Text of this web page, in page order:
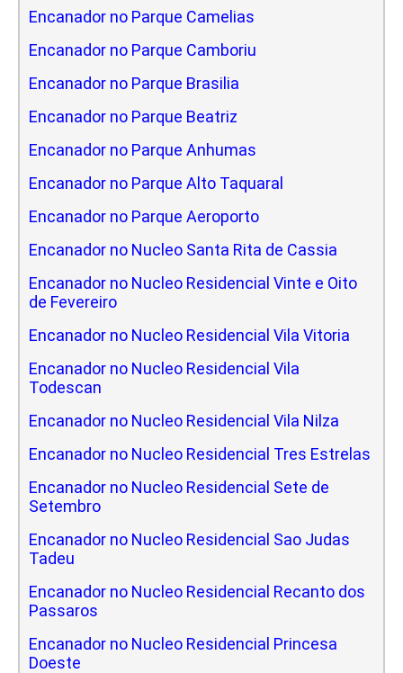
Encanador no Parque Camelias
Encanador no Parque Camboriu
Encanador no Parque Brasilia
Encanador no Parque Beatriz
Encanador no Parque Anhumas
Encanador no Parque Alto Taquaral
Encanador no Parque Aeroporto
Encanador no Nucleo Santa Rita de Cassia
Encanador no Nucleo Residencial Vinte e Oito
de Fevereiro
Encanador no Nucleo Residencial Vila Vitoria
Encanador no Nucleo Residencial Vila
Todescan
Encanador no Nucleo Residencial Vila Nilza
Encanador no Nucleo Residencial Tres Estrelas
Encanador no Nucleo Residencial Sete de
Setembro
Encanador no Nucleo Residencial Sao Judas
Tadeu
Encanador no Nucleo Residencial Recanto dos
Passaros
Encanador no Nucleo Residencial Princesa
Doeste